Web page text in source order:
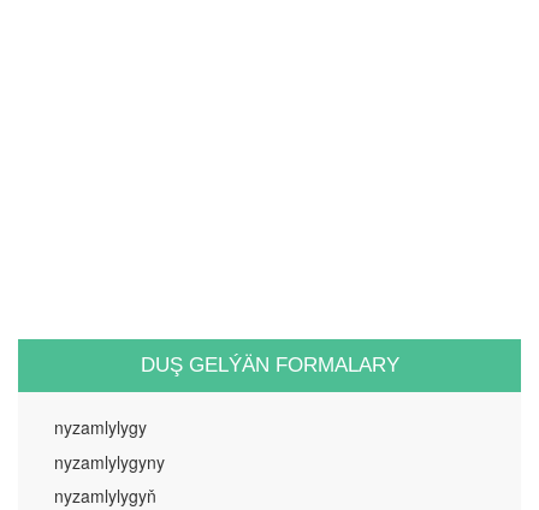
DUŞ GELÝÄN FORMALARY
nyzamlylygy
nyzamlylygyny
nyzamlylygyň